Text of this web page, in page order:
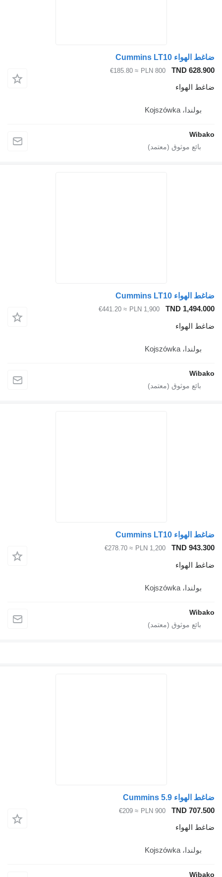
ضاغط الهواء Cummins LT10
TND 628.900
PLN 800
≈ €185.80
ضاغط الهواء
بولندا، Kojszówka
Wibako
ضاغط الهواء Cummins LT10
TND 1,494.000
PLN 1,900
≈ €441.20
ضاغط الهواء
بولندا، Kojszówka
Wibako
ضاغط الهواء Cummins LT10
TND 943.300
PLN 1,200
≈ €278.70
ضاغط الهواء
بولندا، Kojszówka
Wibako
ضاغط الهواء Cummins 5.9
TND 707.500
PLN 900
≈ €209
ضاغط الهواء
بولندا، Kojszówka
Wibako